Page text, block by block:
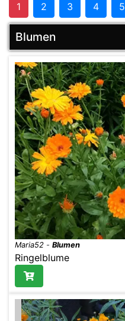
1 2 3 4 5
Blumen
Maria52 - Blumen
Ringelblume